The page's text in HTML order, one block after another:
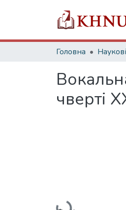
Головна
чверті
Вантажиться...